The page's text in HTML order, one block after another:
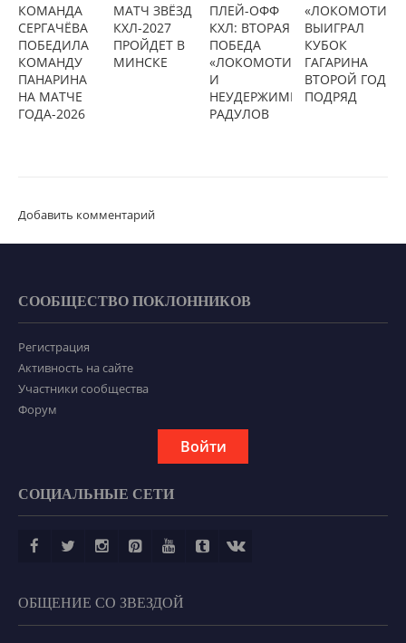
КОМАНДА
СЕРГАЧЁВА
ПОБЕДИЛА
КОМАНДУ
ПАНАРИНА
НА МАТЧЕ
ГОДА-2026
МАТЧ ЗВЁЗД
КХЛ-2027
ПРОЙДЕТ В
МИНСКЕ
ПЛЕЙ-ОФФ
КХЛ: ВТОРАЯ
ПОБЕДА
«ЛОКОМОТИВА»
И
НЕУДЕРЖИМЫЙ
РАДУЛОВ
«ЛОКОМОТИВ»
ВЫИГРАЛ
КУБОК
ГАГАРИНА
ВТОРОЙ ГОД
ПОДРЯД
Добавить комментарий
СООБЩЕСТВО ПОКЛОННИКОВ
Регистрация
Активность на сайте
Участники сообщества
Форум
Войти
СОЦИАЛЬНЫЕ СЕТИ
ОБЩЕНИЕ СО ЗВЕЗДОЙ